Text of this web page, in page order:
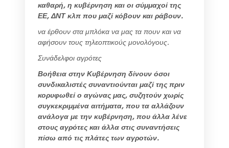
καθαρή, η κυβέρνηση και οι σύμμαχοί της
ΕΕ, ΔΝΤ κλπ που μαζί κόβουν και ράβουν.
να έρθουν στα μπλόκα να μας τα πουν και να
αφήσουν τους τηλεοπτικούς μονολόγους.
Συνάδελφοι αγρότες
Βοήθεια στην Κυβέρνηση δίνουν όσοι
συνδικαλιστές συναντιούνται μαζί της πριν
κορυφωθεί ο αγώνας μας, συζητούν χωρίς
συγκεκριμμένα αιτήματα, που τα αλλάζουν
ανάλογα με την κυβέρνηση, που άλλα λένε
στους αγρότες και άλλα στις συναντήσεις
πίσω από τις πλάτες των αγροτών.